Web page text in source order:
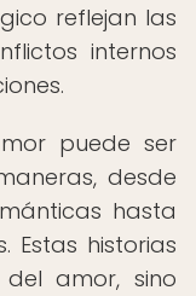
reflejan las
internos
puede ser
desde
hasta
Estas historias
amor, sino